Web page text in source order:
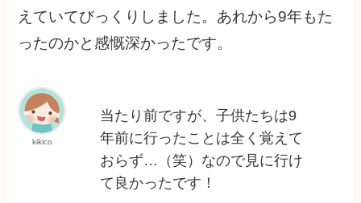
えていてびっくりしました。あれから9年もた
ったのかと感慨深かったです。
kikico
当たり前ですが、子供たちは9
年前に行ったことは全く覚えて
おらず…（笑）なので見に行け
て良かったです！